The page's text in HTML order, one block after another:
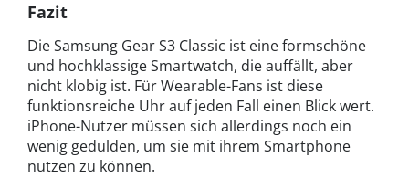
Fazit
Die Samsung Gear S3 Classic ist eine formschöne
und hochklassige Smartwatch, die auffällt, aber
nicht klobig ist. Für Wearable-Fans ist diese
funktionsreiche Uhr auf jeden Fall einen Blick wert.
iPhone-Nutzer müssen sich allerdings noch ein
wenig gedulden, um sie mit ihrem Smartphone
nutzen zu können.